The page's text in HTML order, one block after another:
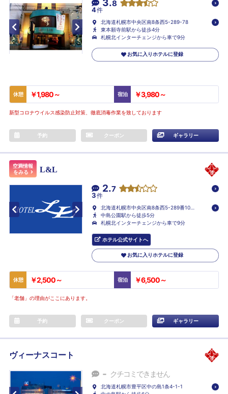
3.8
4件
北海道札幌市中央区南8条西5-289-78
東本願寺前駅から徒歩4分
札幌北インターチェンジから車で9分
お気に入りホテルに登録
休憩 ￥1,980～ 宿泊 ￥3,980～
新型コロナウイルス感染防止対策、徹底消毒作業を致しております
予約 クーポン ギャラリー
空満情報
をみる
L&L
2.7
3件
北海道札幌市中央区南8条西5-289番101
号
中島公園駅から徒歩5分
札幌北インターチェンジから車で9分
ホテル公式サイトへ
お気に入りホテルに登録
休憩 ￥2,500～ 宿泊 ￥6,500～
「老舗」の理由がここにあります。
予約 クーポン ギャラリー
ヴィーナスコート
- クチコミできません
北海道札幌市豊平区中の島1条4-1-1